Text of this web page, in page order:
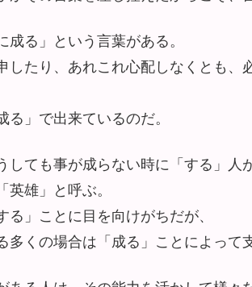
成る」という言葉がある。
したり、あれこれ心配しなくとも
る」で出来ているのだ。
しても事が成らない時に「する」人
英雄」と呼ぶ。
る」ことに目を向けがちだが、
多くの場合は「成る」ことによって